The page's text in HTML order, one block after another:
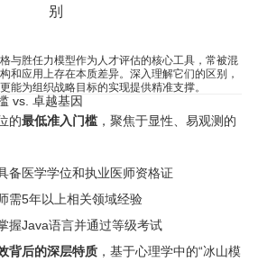
别
与胜任力模型作为人才评估的核心工具，常被混
和应用上存在本质差异。深入理解它们的区别，
能为组织战略目标的实现提供精准支撑。
vs. 卓越基因
的最低准入门槛，聚焦于显性、易观测的
备医学学位和执业医师资格证
需5年以上相关领域经验
握Java语言并通过等级考试
背后的深层特质，基于心理学中的“冰山模